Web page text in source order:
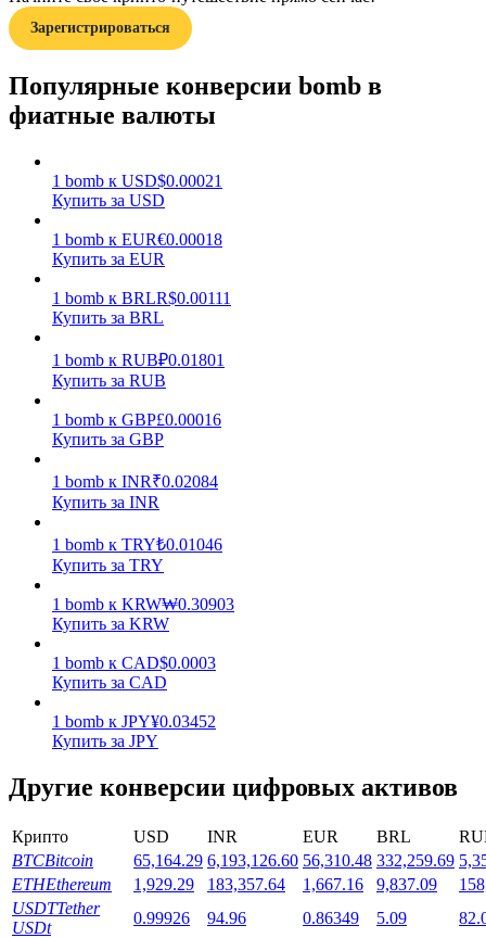
Заработок
Силовая свинья
Получайте конкурентные награды ежедневно
Высокая прибыль и мгновенный доступ
Launchpool
Зарегистрироваться
Популярные конверсии bomb в
фиатные валюты
1 bomb к USD$0.00021
Купить за USD
1 bomb к EUR€0.00018
Купить за EUR
1 bomb к BRLR$0.00111
Купить за BRL
1 bomb к RUB₽0.01801
Купить за RUB
1 bomb к GBP£0.00016
Купить за GBP
1 bomb к INR₹0.02084
Купить за INR
1 bomb к TRY₺0.01046
Купить за TRY
1 bomb к KRW₩0.30903
Купить за KRW
1 bomb к CAD$0.0003
Купить за CAD
1 bomb к JPY¥0.03452
Купить за JPY
Другие конверсии цифровых активов
Крипто USD INR EUR BRL
BTCBitcoin 65,164.29 6,193,126.60 56,310.48 332,259.69
ETHEthereum 1,929.29 183,357.64 1,667.16 9,837.09
USDTTether
USDt
0.99926 94.96 0.86349 5.09